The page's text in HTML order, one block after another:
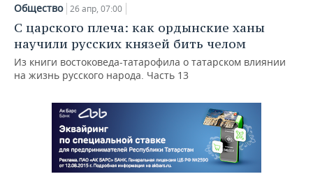
Общество 26 апр, 07:00
С царского плеча: как ордынские ханы
научили русских князей бить челом
Из книги востоковеда-татарофила о татарском влиянии
на жизнь русского народа. Часть 13